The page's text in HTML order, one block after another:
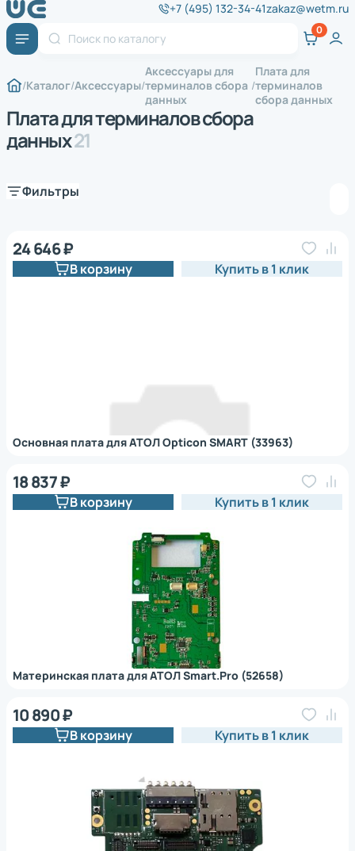
+7 (495) 132-34-41zakaz@wetm.ru
Каталог Аксессуары
Аксессуары для
терминалов сбора
данных
Плата для
терминалов
сбора данных
Плата для терминалов сбора
данных21
Фильтры
Основная плата для АТОЛ Opticon SMART (33963)
24 646 ₽
В корзину Купить в 1 клик
Материнская плата для АТОЛ Smart.Pro (52658)
18 837 ₽
В корзину Купить в 1 клик
10 890 ₽
В корзину Купить в 1 клик